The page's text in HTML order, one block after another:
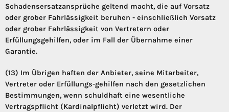
Schadensersatzansprüche geltend macht, die auf Vorsatz
oder grober Fahrlässigkeit beruhen - einschließlich Vorsatz
oder grober Fahrlässigkeit von Vertretern oder
Erfüllungsgehilfen, oder im Fall der Übernahme einer
Garantie.
(13) Im Übrigen haften der Anbieter, seine Mitarbeiter,
Vertreter oder Erfüllungs-gehilfen nach den gesetzlichen
Bestimmungen, wenn schuldhaft eine wesentliche
Vertragspflicht (Kardinalpflicht) verletzt wird. Der